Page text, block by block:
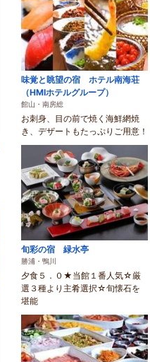
味覚と眺望の宿 ホテル南海荘
（HMIホテルグループ）
館山・南房総
お刺身、目の前で焼く海鮮網焼
き、デザートもたっぷりご用意！
旬彩の宿 緑水亭
勝浦・鴨川
夕食５．０★当館１番人気☆厳
選３種より主肴選択☆旬懐石を
堪能